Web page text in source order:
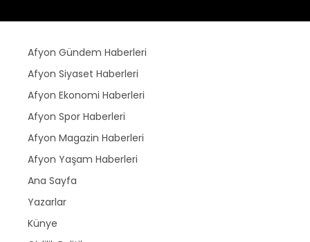
Afyon Gündem Haberleri
Afyon Siyaset Haberleri
Afyon Ekonomi Haberleri
Afyon Spor Haberleri
Afyon Magazin Haberleri
Afyon Yaşam Haberleri
Ana Sayfa
Yazarlar
Künye